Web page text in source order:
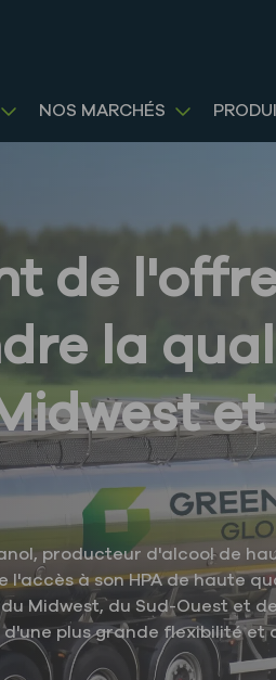
NOS MARCHÉS
de
la
producteur d'alcool de
l'accès à son HPA de haute
Midwest, du Sud-Ouest et
plus grande flexibilité et